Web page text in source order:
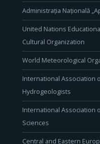
Administrația Națională
United Nations
Cultural Organization
World Meteorological
International Association
Hydrogeologists
International Association
Sciences
Central and Eastern